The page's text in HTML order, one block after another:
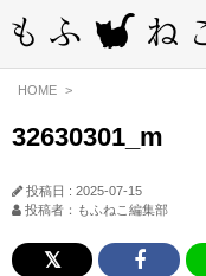
HOME
32630301_m
投稿日 : 2025-07-15
投稿者：もふねこ編集部